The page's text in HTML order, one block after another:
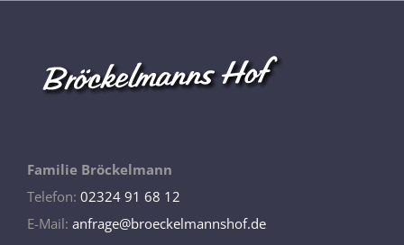
Familie Bröckelmann
Telefon: 02324 91 68 12
E-Mail: anfrage@broeckelmannshof.de